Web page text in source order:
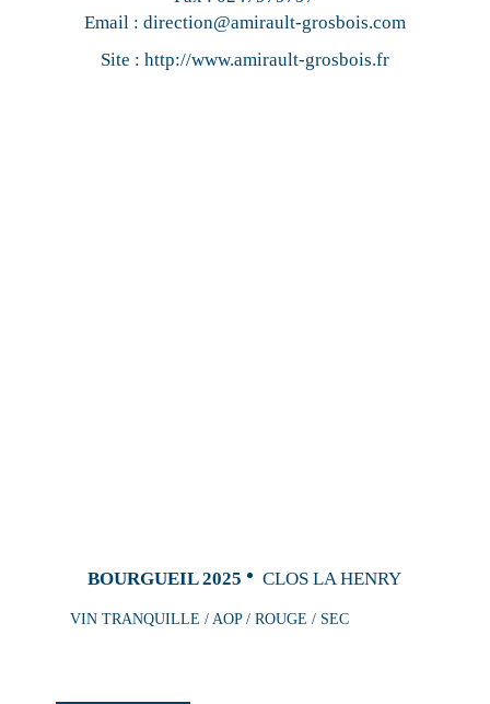
Email : direction@amirault-grosbois.com
Site : http://www.amirault-grosbois.fr
BOURGUEIL 2025 CLOS LA HENRY
VIN TRANQUILLE / AOP / ROUGE / SEC